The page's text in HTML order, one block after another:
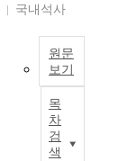
국내석사
원문
보기
목
차
검
색